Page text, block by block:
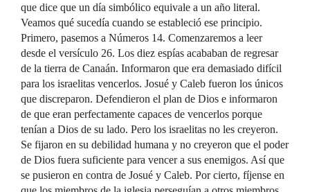
que dice que un día simbólico equivale a un año literal.
Veamos qué sucedía cuando se estableció ese principio.
Primero, pasemos a Números 14. Comenzaremos a leer
desde el versículo 26. Los diez espías acababan de regresar
de la tierra de Canaán. Informaron que era demasiado difícil
para los israelitas vencerlos. Josué y Caleb fueron los únicos
que discreparon. Defendieron el plan de Dios e informaron
de que eran perfectamente capaces de vencerlos porque
tenían a Dios de su lado. Pero los israelitas no les creyeron.
Se fijaron en su debilidad humana y no creyeron que el poder
de Dios fuera suficiente para vencer a sus enemigos. Así que
se pusieron en contra de Josué y Caleb. Por cierto, fíjense en